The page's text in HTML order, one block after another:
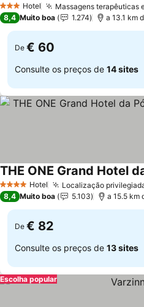
3 EstrelasHotel Massagens terapêuticas
8,4 Muito boa 1.274 a 13.1 km
De € 60
Consulte os preços de 14 sites
4 EstrelasHotel Localização
8,4 Muito boa 5.103 a 15.5 km
De € 82
Consulte os preços de 13 sites
Escolha popular